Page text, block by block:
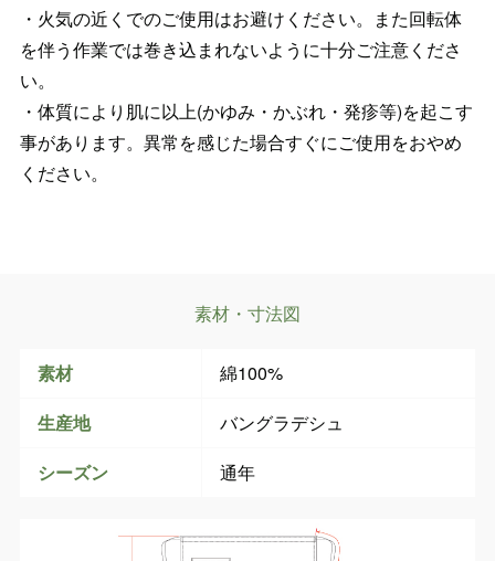
・火気の近くでのご使用はお避けください。また回転体
を伴う作業では巻き込まれないように十分ご注意くださ
い。
・体質により肌に以上(かゆみ・かぶれ・発疹等)を起こす
事があります。異常を感じた場合すぐにご使用をおやめ
ください。
素材・寸法図
素材
綿100%
生産地
バングラデシュ
シーズン
通年